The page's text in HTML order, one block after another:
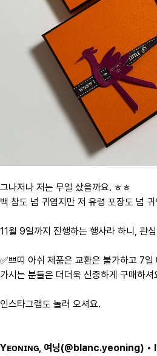
그나저나 저는 무얼 샀을까요. ㅎㅎ
백 참도 넘 귀엽지만 저 유령 포장도 넘
11월 9일까지 진행하는 행사라 하니, 관
✅쁘띠 아쉬 제품은 교환은 불가하고 7
가시는 분들은 더더욱 신중하게 구매하셔
인스타그램도 놀러 오셔요.
Yᴇᴏɴɪɴɢ, 여닝(@blanc.yeoning) •